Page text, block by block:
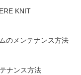
KNIT
のメンテナンス方法
ナンス方法